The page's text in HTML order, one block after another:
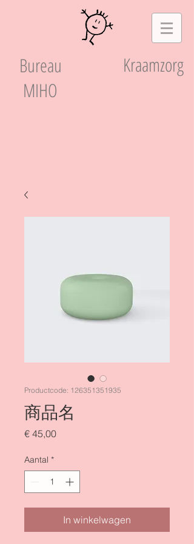
Bureau
MIHO
Kraamzorg
Productcode: 126351351935
商品名
€ 45,00Prijs
Aantal *
In winkelwagen